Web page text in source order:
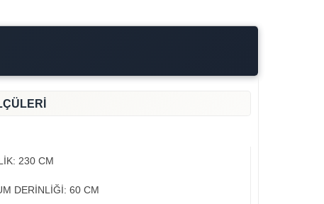
230 CM
DERİNLİĞİ: 60 CM